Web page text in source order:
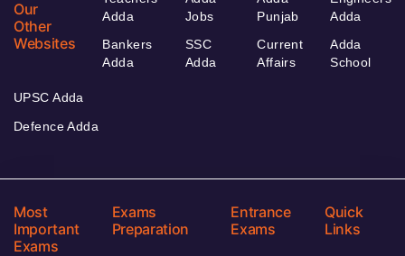
Our
Other
Websites
Adda
Bankers
Adda
Jobs
SSC
Adda
Punjab
Current
Affairs
Adda
Adda
School
UPSC Adda
Defence Adda
Most
Important
Exams
Exams
Preparation
Entrance
Exams
Quick
Links